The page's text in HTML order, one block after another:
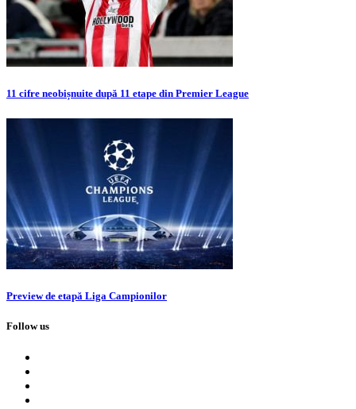
11 cifre neobișnuite după 11 etape din Premier League
Preview de etapă Liga Campionilor
Follow us